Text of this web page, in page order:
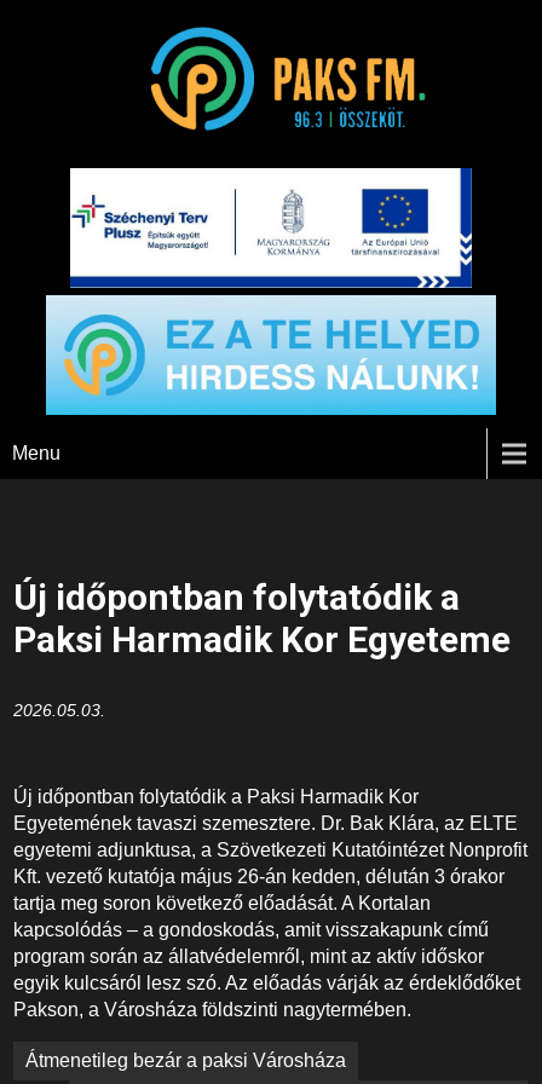
Paks FM
Menu
Új időpontban folytatódik a
Paksi Harmadik Kor Egyeteme
2026.05.03.
Új időpontban folytatódik a Paksi Harmadik Kor
Egyetemének tavaszi szemesztere. Dr. Bak Klára, az ELTE
egyetemi adjunktusa, a Szövetkezeti Kutatóintézet Nonprofit
Kft. vezető kutatója május 26-án kedden, délután 3 órakor
tartja meg soron következő előadását. A Kortalan
kapcsolódás – a gondoskodás, amit visszakapunk című
program során az állatvédelemről, mint az aktív időskor
egyik kulcsáról lesz szó. Az előadás várják az érdeklődőket
Pakson, a Városháza földszinti nagytermében.
Bejegyzés
Átmenetileg bezár a paksi Városháza